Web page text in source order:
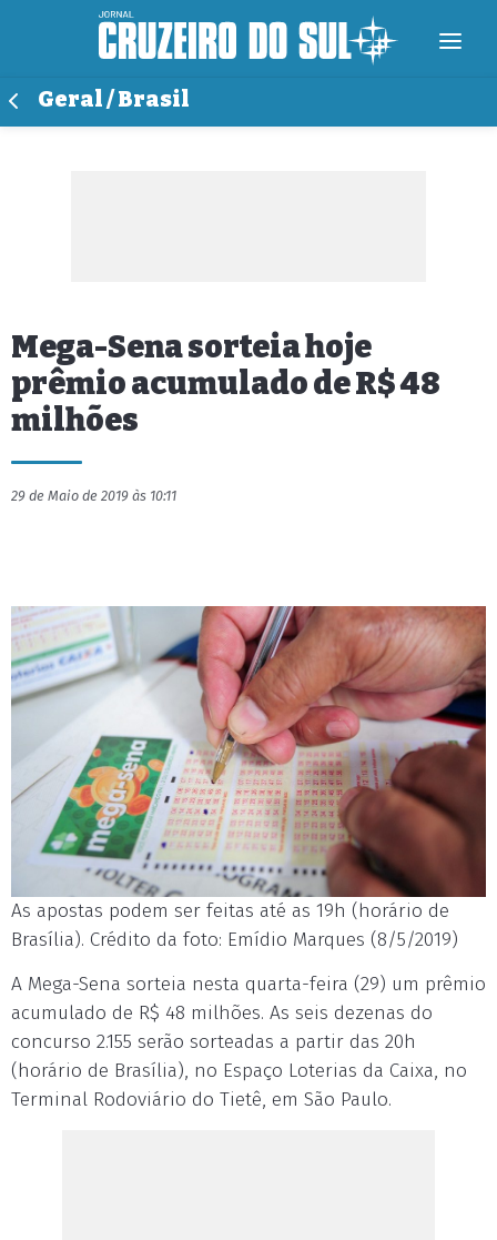
Geral / Brasil
Mega-Sena sorteia hoje
prêmio acumulado de R$ 48
milhões
29 de Maio de 2019 às 10:11
As apostas podem ser feitas até as 19h (horário de
Brasília). Crédito da foto: Emídio Marques (8/5/2019)
A Mega-Sena sorteia nesta quarta-feira (29) um prêmio
acumulado de R$ 48 milhões. As seis dezenas do
concurso 2.155 serão sorteadas a partir das 20h
(horário de Brasília), no Espaço Loterias da Caixa, no
Terminal Rodoviário do Tietê, em São Paulo.